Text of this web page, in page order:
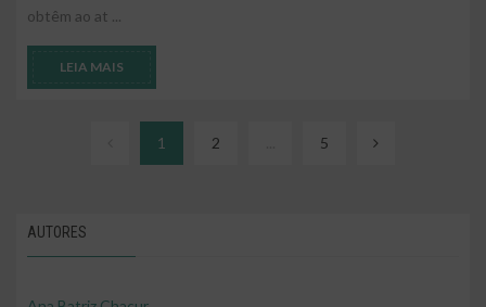
obtêm ao at ...
LEIA MAIS
1 2 5
AUTORES